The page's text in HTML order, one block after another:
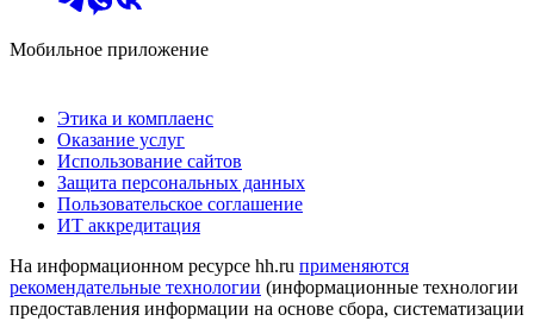
Мобильное приложение
Этика и комплаенс
Оказание услуг
Использование сайтов
Защита персональных данных
Пользовательское соглашение
ИТ аккредитация
На информационном ресурсе hh.ru применяются
рекомендательные технологии (информационные технологии
предоставления информации на основе сбора, систематизации